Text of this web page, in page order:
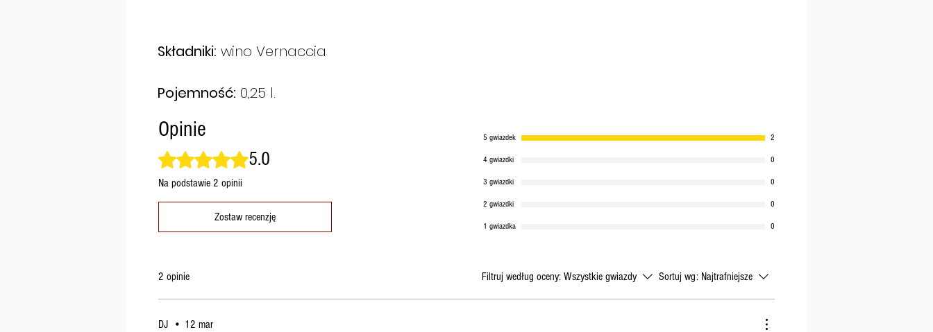
Składniki: wino Vernaccia
Pojemność: 0,25 l.
Opinie
Oceniono na 5 z 5 gwiazdek.
5.0
Na podstawie 2 opinii
Zostaw recenzję
5 gwiazdek 2
4 gwiazdki 0
3 gwiazdki 0
2 gwiazdki 0
1 gwiazdka 0
2 opinie Filtruj według oceny: Wszystkie gwiazdy Sortuj wg: Najtrafniejsze
DJ • 12 mar